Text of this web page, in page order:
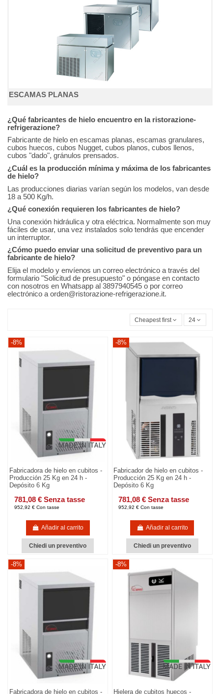
ESCAMAS PLANAS
¿Qué fabricantes de hielo encuentro en la ristorazione-
refrigerazione?
Fabricante de hielo en escamas planas, escamas granulares,
cubos huecos, cubos Nugget, cubos planos, cubos llenos,
cubos "dado", gránulos prensados.
¿Cuál es la producción mínima y máxima de los fabricantes
de hielo?
Las producciones diarias varían según los modelos, van desde
18 a 500 Kg/h.
¿Qué conexión requieren los fabricantes de hielo?
Una conexión hidráulica y otra eléctrica. Normalmente son muy
fáciles de usar, una vez instalados solo tendrás que encender
un interruptor.
¿Cómo puedo enviar una solicitud de preventivo para un
fabricante de hielo?
Elija el modelo y envíenos un correo electrónico a través del
formulario "Solicitud de presupuesto" o póngase en contacto
con nosotros en Whatsapp al 3897940545 o por correo
electrónico a orden@ristorazione-refrigerazione.it.
Cheapest first 24
-8%
Fabricadora de hielo en cubitos -
Producción 25 Kg en 24 h -
Depósito 6 Kg
781,08 € Senza tasse
952,92 € Con tasse
Añadir al carrito
Chiedi un preventivo
-8%
Fabricador de hielo en cubitos -
Producción 25 Kg en 24 h -
Depósito 6 Kg
781,08 € Senza tasse
952,92 € Con tasse
Añadir al carrito
Chiedi un preventivo
-8%
Fabricadora de hielo en cubitos -
-8%
Hielera de cubitos huecos -